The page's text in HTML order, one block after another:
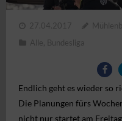
Jugend
Erwachsenensegeln
27.04.2017
Alle Bundesliga
Endlich geht es wieder so
Die Planungen fürs
nicht nur startet am